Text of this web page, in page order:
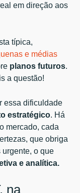
em direção aos
típica,
e médias
planos futuros.
a questão!
essa dificuldade
estratégico. Há
mercado, cada
que obriga
urgente, o que
e analítica.
na